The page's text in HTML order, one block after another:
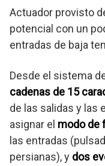
Actuador provisto
potencial con un
entradas de baja
Desde el sistema
cadenas de 15
de las salidas y las
asignar el modo de
las entradas
persianas), y dos